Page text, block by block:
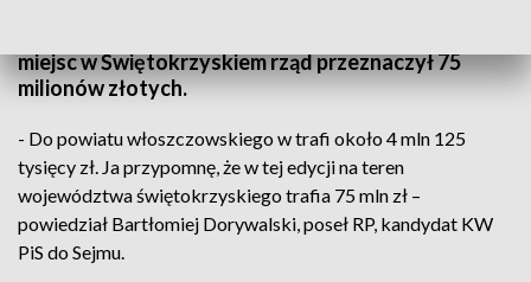
miejsc w Świętokrzyskiem rząd przeznaczył 75
milionów złotych.
- Do powiatu włoszczowskiego w trafi około 4 mln 125
tysięcy zł. Ja przypomnę, że w tej edycji na teren
województwa świętokrzyskiego trafia 75 mln zł –
powiedział Bartłomiej Dorywalski, poseł RP, kandydat KW
PiS do Sejmu.